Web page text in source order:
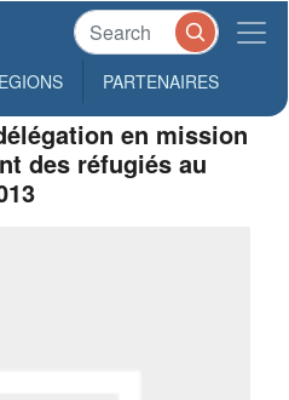
PARTENAIRES
en mission
des réfugiés au